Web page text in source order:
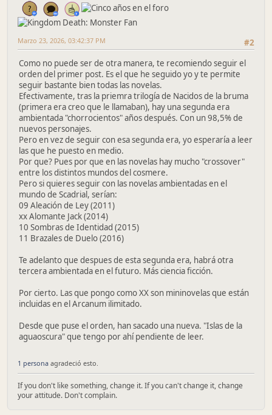
#2
Marzo 23, 2026, 03:42:37 PM
Como no puede ser de otra manera, te recomiendo seguir el
orden del primer post. Es el que he seguido yo y te permite
seguir bastante bien todas las novelas.
Efectivamente, tras la priemra trilogía de Nacidos de la bruma
(primera era creo que le llamaban), hay una segunda era
ambientada "chorrocientos" años después. Con un 98,5% de
nuevos personajes.
Pero en vez de seguir con esa segunda era, yo esperaría a leer
las que he puesto en medio.
Por que? Pues por que en las novelas hay mucho "crossover"
entre los distintos mundos del cosmere.
Pero si quieres seguir con las novelas ambientadas en el
mundo de Scadrial, serían:
09 Aleación de Ley (2011)
xx Alomante Jack (2014)
10 Sombras de Identidad (2015)
11 Brazales de Duelo (2016)
Te adelanto que despues de esta segunda era, habrá otra
tercera ambientada en el futuro. Más ciencia ficción.
Por cierto. Las que pongo como XX son mininovelas que están
incluidas en el Arcanum ilimitado.
Desde que puse el orden, han sacado una nueva. "Islas de la
aguaoscura" que tengo por ahí pendiente de leer.
1 persona agradeció esto.
If you don't like something, change it. If you can't change it, change
your attitude. Don't complain.